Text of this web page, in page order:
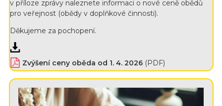
v příloze zprávy naleznete informaci o nové ceně obědů
pro veřejnost (obědy v doplňkové činnosti).
Děkujeme za pochopení.
Zvýšení ceny oběda od 1. 4. 2026 (PDF)